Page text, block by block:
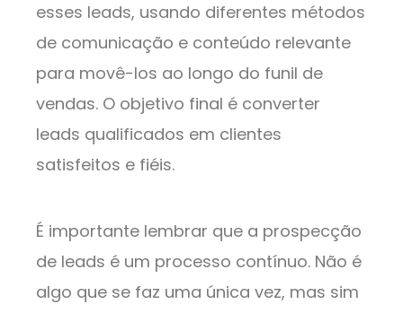
esses leads, usando diferentes métodos
de comunicação e conteúdo relevante
para movê-los ao longo do funil de
vendas. O objetivo final é converter
leads qualificados em clientes
satisfeitos e fiéis.
É importante lembrar que a prospecção
de leads é um processo contínuo. Não é
algo que se faz uma única vez, mas sim